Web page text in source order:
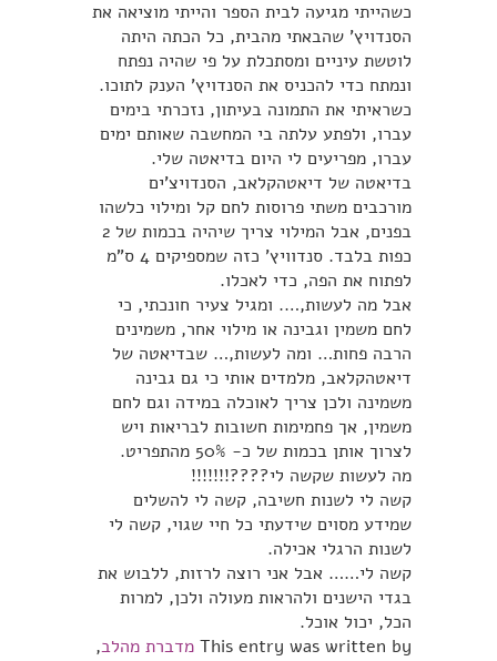
כשהייתי מגיעה לבית הספר והייתי מוציאה את
הסנדויץ’ שהבאתי מהבית, כל הכתה היתה
לוטשת עיניים ומסתכלת על פי שהיה נפתח
ונמתח כדי להכניס את הסנדויץ’ הענק לתוכו.
כשראיתי את התמונה בעיתון, נזכרתי בימים
עברו, ולפתע עלתה בי המחשבה שאותם ימים
עברו, מפריעים לי היום בדיאטה שלי.
בדיאטה של דיאטהקלאב, הסנדויצ’ים
מורכבים משתי פרוסות לחם קל ומילוי כלשהו
בפנים, אבל המילוי צריך שיהיה בכמות של 2
כפות בלבד. סנדוויץ’ כזה שמספיקים 4 ס”מ
לפתוח את הפה, כדי לאכלו.
אבל מה לעשות,…. ומגיל צעיר חונכתי, כי
לחם משמין וגבינה או מילוי אחר, משמינים
הרבה פחות… ומה לעשות,… שבדיאטה של
דיאטהקלאב, מלמדים אותי כי גם גבינה
משמינה ולכן צריך לאוכלה במידה וגם לחם
משמין, אך פחמימות חשובות לבריאות ויש
לצרוך אותן בכמות של כ- 50% מהתפריט.
מה לעשות שקשה לי????!!!!!!!
קשה לי לשנות חשיבה, קשה לי להשלים
שמידע מסוים שידעתי כל חיי שגוי, קשה לי
לשנות הרגלי אכילה.
קשה לי…… אבל אני רוצה לרזות, ללבוש את
בגדי הישנים ולהראות מעולה ולכן, למרות
הכל, יכול אוכל.
This entry was written by מדברת מהלב,